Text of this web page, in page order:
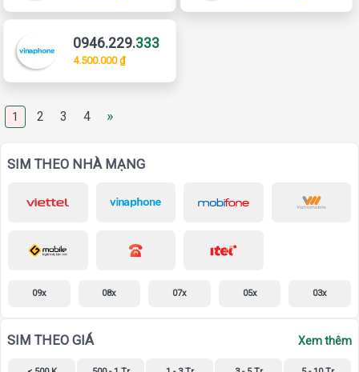
0946.229.333
4.500.000 ₫
1 2 3 4 »
SIM THEO NHÀ MẠNG
09x 08x 07x 05x 03x
SIM THEO GIÁ Xem thêm